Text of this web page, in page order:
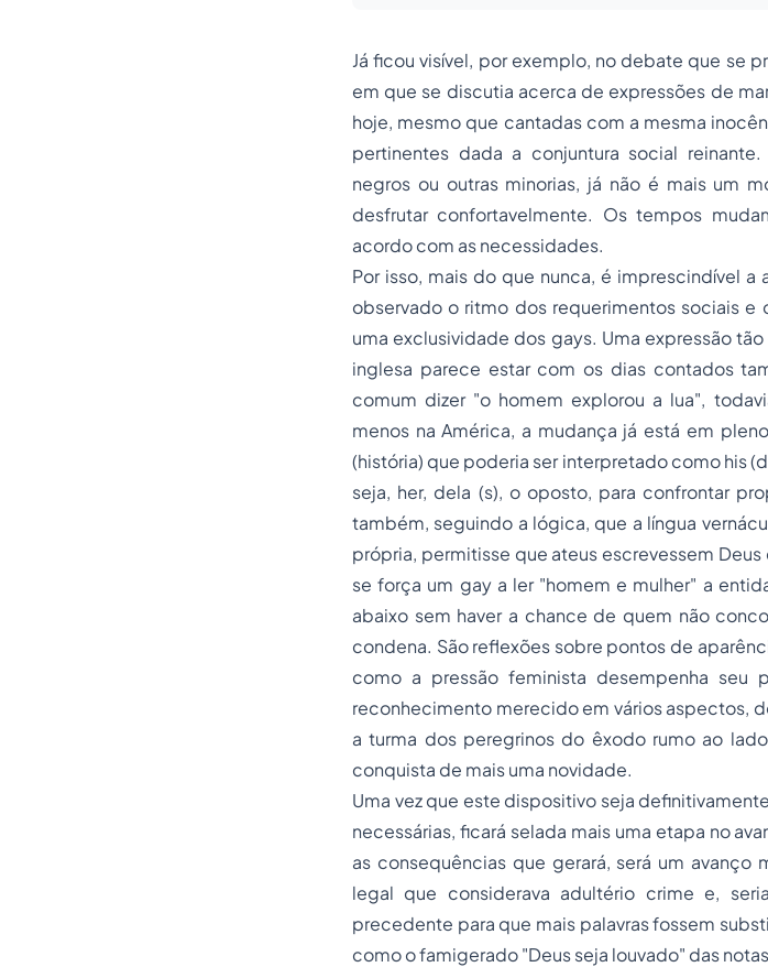
Já ficou visível, por exemplo, no debate que se
em que se discutia acerca de expressões de
hoje, mesmo que cantadas com a mesma
pertinentes dada a conjuntura social
negros ou outras minorias, já não é mais um
desfrutar confortavelmente. Os tempos
acordo com as necessidades.
Por isso, mais do que nunca, é imprescindível
observado o ritmo dos requerimentos sociais
uma exclusividade dos gays. Uma expressão
inglesa parece estar com os dias contados
comum dizer "o homem explorou a lua",
menos na América, a mudança já está em
(história) que poderia ser interpretado como his
seja, her, dela (s), o oposto, para confrontar
também, seguindo a lógica, que a língua
própria, permitisse que ateus escrevessem
se força um gay a ler "homem e mulher" a
abaixo sem haver a chance de quem não
condena. São reflexões sobre pontos de
como a pressão feminista desempenha seu
reconhecimento merecido em vários aspectos,
a turma dos peregrinos do êxodo rumo ao
conquista de mais uma novidade.
Uma vez que este dispositivo seja
necessárias, ficará selada mais uma etapa no
as consequências que gerará, será um
legal que considerava adultério crime e,
precedente para que mais palavras fossem
como o famigerado "Deus seja louvado" das